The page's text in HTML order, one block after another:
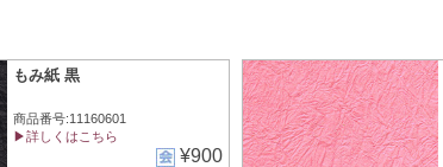
もみ紙 黒
商品番号:11160601
▶詳しくはこちら
¥900